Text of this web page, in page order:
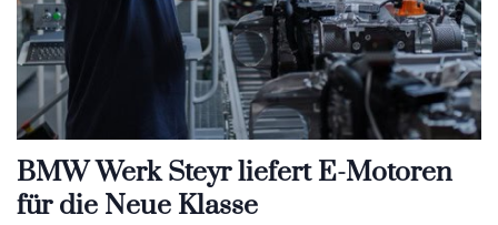
BMW Werk Steyr liefert E-Motoren
für die Neue Klasse